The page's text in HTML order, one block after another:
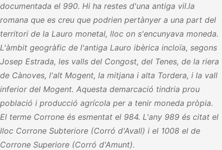
documentada el 990. Hi ha restes d'una antiga vil.la
romana que es creu que podrien pertànyer a una part del
territori de la Lauro monetal, lloc on s'encunyava moneda.
L'àmbit geogràfic de l'antiga Lauro ibèrica incloïa, segons
Josep Estrada, les valls del Congost, del Tenes, de la riera
de Cànoves, l'alt Mogent, la mitjana i alta Tordera, i la vall
inferior del Mogent. Aquesta demarcació tindria prou
població i producció agrícola per a tenir moneda pròpia.
El terme Corrone és esmentat el 984. L'any 989 és citat el
lloc Corrone Subteriore (Corró d'Avall) i el 1008 el de
Corrone Superiore (Corró d'Amunt).